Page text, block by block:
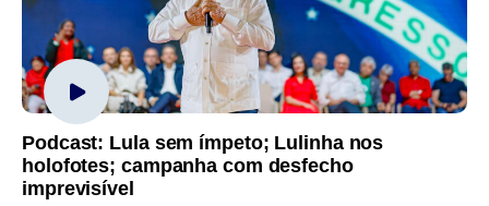
Podcast: Lula sem ímpeto; Lulinha nos
holofotes; campanha com desfecho
imprevisível